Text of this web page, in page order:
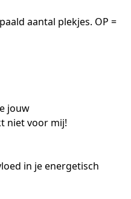
aantal plekjes. OP =
jouw
niet voor mij!
in je energetisch